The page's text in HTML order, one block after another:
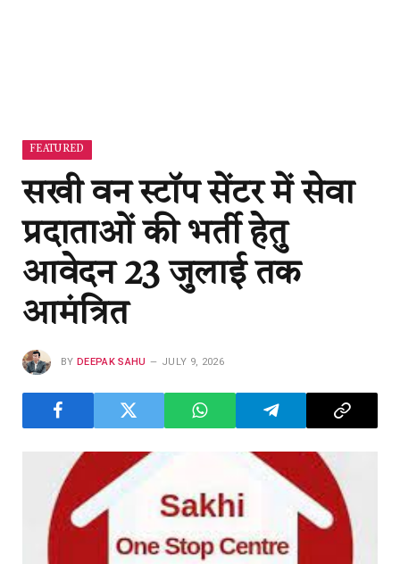
FEATURED
सखी वन स्टॉप सेंटर में सेवा
प्रदाताओं की भर्ती हेतु
आवेदन 23 जुलाई तक
आमंत्रित
BY DEEPAK SAHU JULY 9, 2026